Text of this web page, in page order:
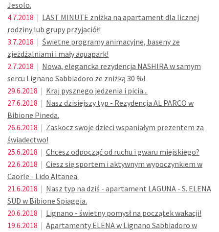
Jesolo.
4.7.2018 | LAST MINUTE zniżka na apartament dla licznej
rodziny lub grupy przyjaciół!
3.7.2018 | Świetne programy animacyjne, baseny ze
zjeżdżalniami i mały aquapark!
2.7.2018 | Nowa, elegancka rezydencja NASHIRA w samym
sercu Lignano Sabbiadoro ze zniżką 30 %!
29.6.2018 | Kraj pysznego jedzenia i picia...
27.6.2018 | Nasz dzisiejszy typ - Rezydencja AL PARCO w
Bibione Pineda.
26.6.2018 | Zaskocz swoje dzieci wspaniałym prezentem za
świadectwo!
25.6.2018 | Chcesz odpocząć od ruchu i gwaru miejskiego?
22.6.2018 | Ciesz się sportem i aktywnym wypoczynkiem w
Caorle - Lido Altanea.
21.6.2018 | Nasz typ na dziś - apartament LAGUNA - S. ELENA
SUD w Bibione Spiaggia.
20.6.2018 | Lignano - świetny pomysł na początek wakacji!
19.6.2018 | Apartamenty ELENA w Lignano Sabbiadoro w